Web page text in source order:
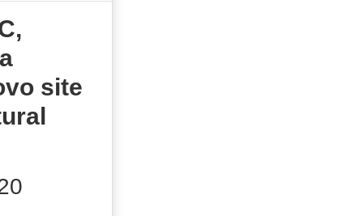
site